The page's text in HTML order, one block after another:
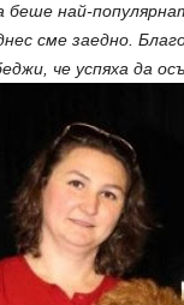
най-
сме заедно.
че успяха да